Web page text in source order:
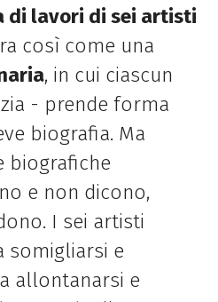
di lavori di sei artisti
così come una
, in cui ciascun
- prende forma
biografia. Ma
biografiche
e non dicono,
I sei artisti
somigliarsi e
allontanarsi e